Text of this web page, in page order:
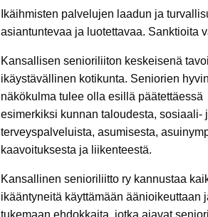
Ikäihmisten palvelujen laadun ja
asiantuntevaa ja luotettavaa. Sanktioita
Kansallisen senioriliiton keskeisenä
ikäystävällinen kotikunta. Seniorien
näkökulma tulee olla esillä päätettäessä
esimerkiksi kunnan taloudesta, sosiaali-
terveyspalveluista, asumisesta,
kaavoituksesta ja liikenteestä.
Kansallinen senioriliitto ry kannustaa
ikääntyneitä käyttämään äänioikeuttaan
tukemaan ehdokkaita, jotka ajavat